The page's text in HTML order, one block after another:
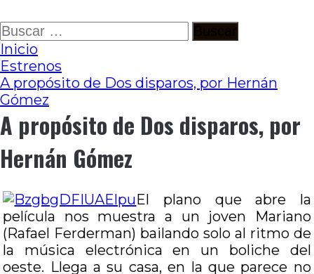
Ir
al
contenido
Buscar:
Inicio
Estrenos
A propósito de Dos disparos, por Hernán
Gómez
A propósito de Dos disparos, por
Hernán Gómez
El plano que abre la
película nos muestra a un joven Mariano
(Rafael Ferderman) bailando solo al ritmo de
la música electrónica en un boliche del
oeste. Llega a su casa, en la que parece no